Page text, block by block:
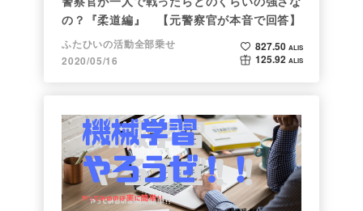
の？『柔道編』 【元警察官が本音で回答】
ふたひいの活動全部乗せ
2020/05/16
827.50 ALIS
125.92 ALIS